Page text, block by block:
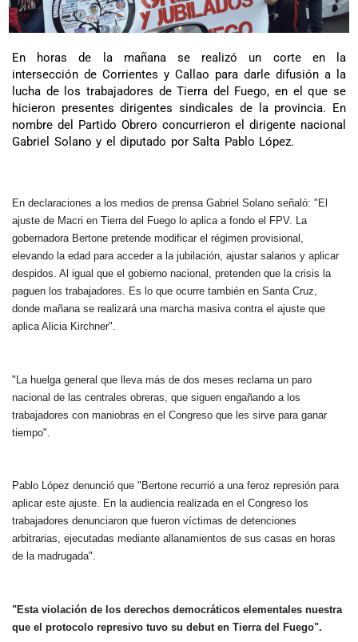
En horas de la mañana se realizó un corte en la
intersección de Corrientes y Callao para darle difusión a la
lucha de los trabajadores de Tierra del Fuego, en el que se
hicieron presentes dirigentes sindicales de la provincia. En
nombre del Partido Obrero concurrieron el dirigente nacional
Gabriel Solano y el diputado por Salta Pablo López.
En declaraciones a los medios de prensa Gabriel Solano señaló: "El
ajuste de Macri en Tierra del Fuego lo aplica a fondo el FPV. La
gobernadora Bertone pretende modificar el régimen provisional,
elevando la edad para acceder a la jubilación, ajustar salarios y aplicar
despidos. Al igual que el gobierno nacional, pretenden que la crisis la
paguen los trabajadores. Es lo que ocurre también en Santa Cruz,
donde mañana se realizará una marcha masiva contra el ajuste que
aplica Alicia Kirchner".
"La huelga general que lleva más de dos meses reclama un paro
nacional de las centrales obreras, que siguen engañando a los
trabajadores con maniobras en el Congreso que les sirve para ganar
tiempo".
Pablo López denunció que "Bertone recurrió a una feroz represión para
aplicar este ajuste. En la audiencia realizada en el Congreso los
trabajadores denunciaron que fueron víctimas de detenciones
arbitrarias, ejecutadas mediante allanamientos de sus casas en horas
de la madrugada".
"Esta violación de los derechos democráticos elementales nuestra
que el protocolo represivo tuvo su debut en Tierra del Fuego".